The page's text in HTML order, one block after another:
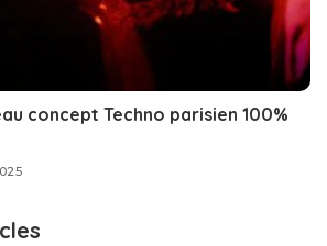
concept Techno parisien 100%